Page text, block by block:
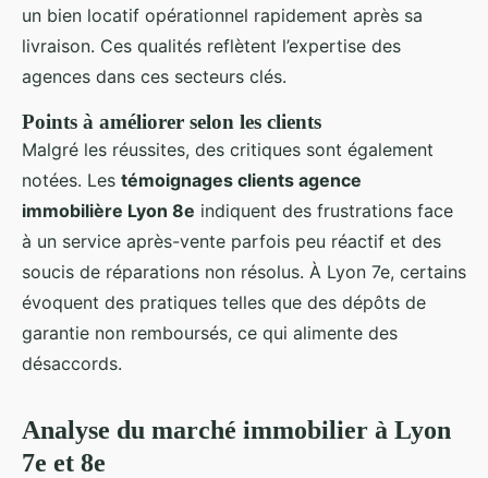
un bien locatif opérationnel rapidement après sa
livraison. Ces qualités reflètent l’expertise des
agences dans ces secteurs clés.
Points à améliorer selon les clients
Malgré les réussites, des critiques sont également
notées. Les témoignages clients agence
immobilière Lyon 8e indiquent des frustrations face
à un service après-vente parfois peu réactif et des
soucis de réparations non résolus. À Lyon 7e, certains
évoquent des pratiques telles que des dépôts de
garantie non remboursés, ce qui alimente des
désaccords.
Analyse du marché immobilier à Lyon
7e et 8e